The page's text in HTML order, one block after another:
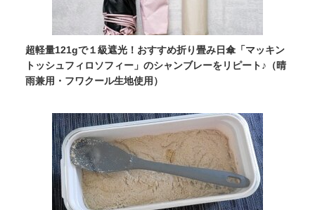
超軽量121gで１級遮光！おすすめ折り畳み日傘「マッキン
トッシュフィロソフィー」のシャンブレーをリピート♪（晴
雨兼用・フワクール生地使用）